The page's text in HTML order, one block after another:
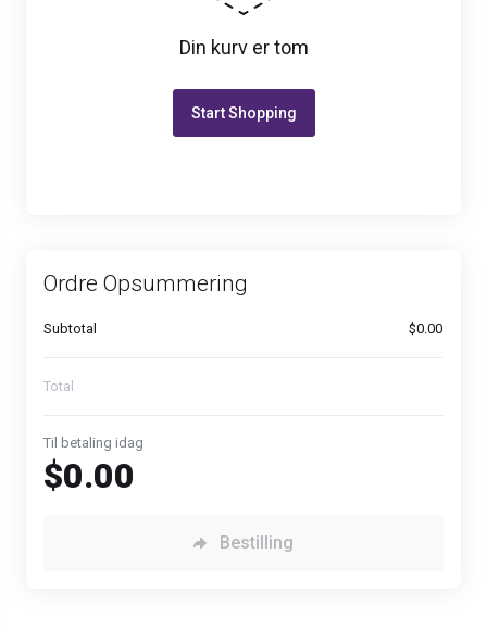
Din kurv er tom
Start Shopping
Ordre Opsummering
Subtotal $0.00
Total
Til betaling idag
$0.00
Bestilling